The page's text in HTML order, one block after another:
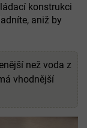
konstrukci
aniž by
než voda z
vhodnější